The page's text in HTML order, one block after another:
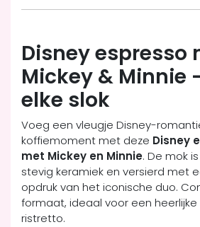
Disney espresso
Mickey & Minnie
elke slok
Voeg een vleugje Disney-
koffiemoment met deze Disney
met Mickey en Minnie. De mok
stevig keramiek en versierd met
opdruk van het iconische duo.
formaat, ideaal voor een
ristretto.